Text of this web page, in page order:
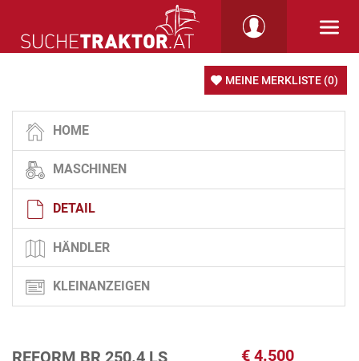
MEINE MERKLISTE (0)
HOME
MASCHINEN
DETAIL
HÄNDLER
KLEINANZEIGEN
REFORM BR 250.4 LS € 4.500